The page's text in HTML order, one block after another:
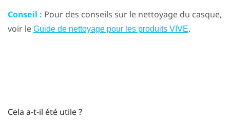
Conseil : Pour des conseils sur le nettoyage du casque,
voir le Guide de nettoyage pour les produits VIVE.
Cela a-t-il été utile ?